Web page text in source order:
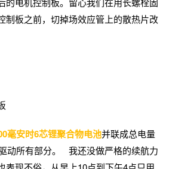
制板之前，切掉场效应管上的散热片改
毫安时6芯锂聚合物电池并联成总电量
动所有部分。 我还没做严格的续航力